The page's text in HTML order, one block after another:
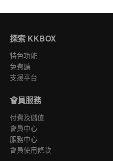
探索 KKBOX
特色功能
免費聽
支援平台
會員服務
付費及儲值
會員中心
服務中心
會員使用條款